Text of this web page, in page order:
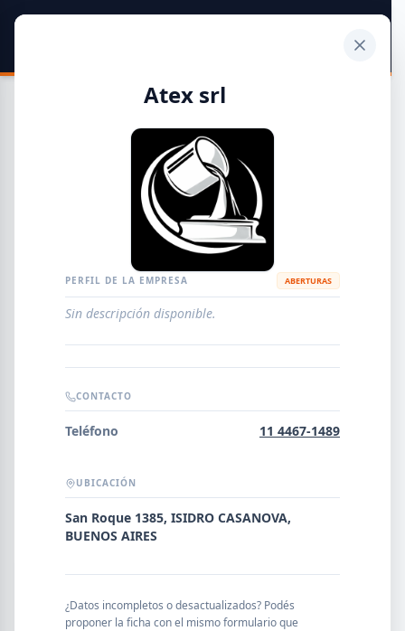
Guía de Empresas Metalúrgicas y Siderúrgicas
METALÚRGICAS
EMPRESAS AGREGAR EMPRESA
Error al cargar empresas.
NOMBRE
Atex srl
PERFIL DE LA EMPRESA ABERTURAS
Sin descripción disponible.
CONTACTO
Teléfono 11 4467-1489
UBICACIÓN
San Roque 1385, ISIDRO CASANOVA,
BUENOS AIRES
¿Datos incompletos o desactualizados? Podés
proponer la ficha con el mismo formulario que